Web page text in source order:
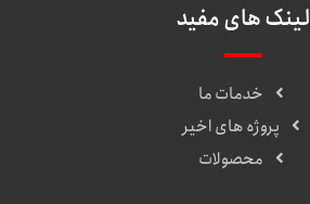
لینک های مفید
خدمات ما
پروژه های اخیر
محصولات